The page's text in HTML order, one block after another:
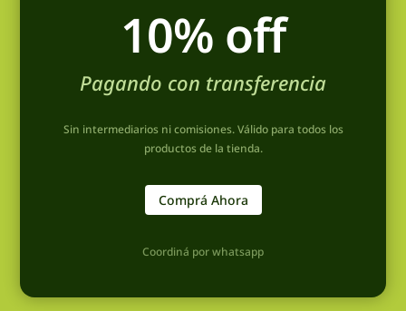
10% off
Pagando con transferencia
Sin intermediarios ni comisiones. Válido para todos los
productos de la tienda.
Comprá Ahora
Coordiná por whatsapp